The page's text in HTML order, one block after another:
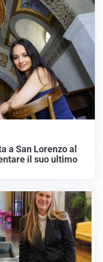
a San Lorenzo al
il suo ultimo